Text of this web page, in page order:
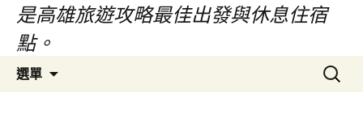
是高雄旅遊攻略最佳出發與休息住宿
點。
選單
搜
尋